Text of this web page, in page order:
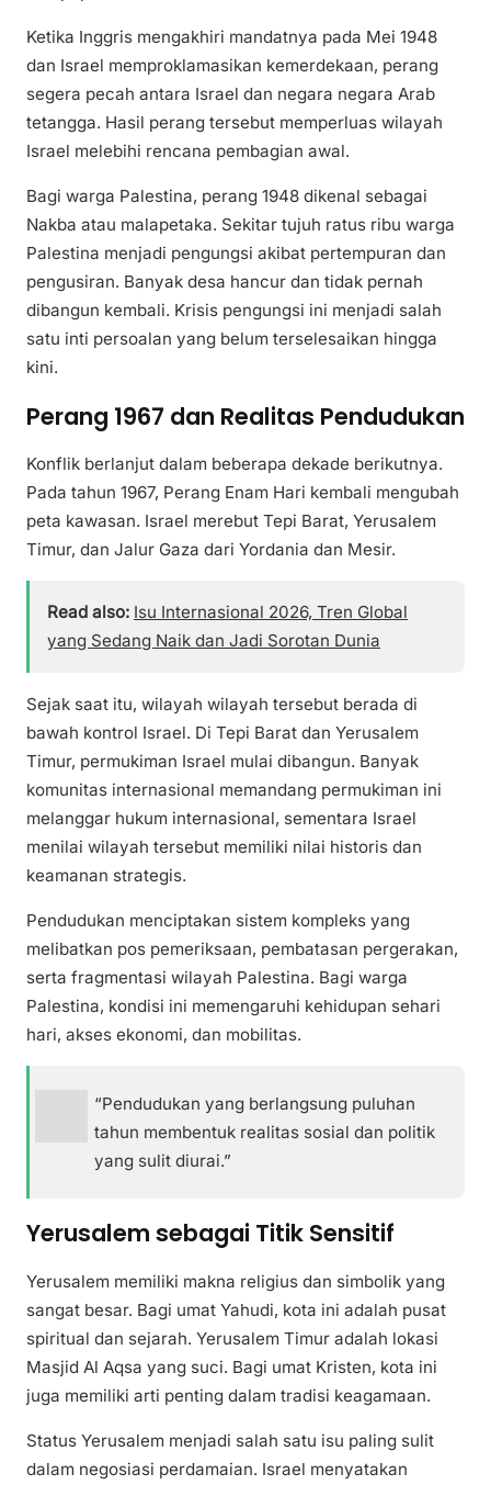
Ketika Inggris mengakhiri mandatnya pada Mei 1948
dan Israel memproklamasikan kemerdekaan, perang
segera pecah antara Israel dan negara negara Arab
tetangga. Hasil perang tersebut memperluas wilayah
Israel melebihi rencana pembagian awal.
Bagi warga Palestina, perang 1948 dikenal sebagai
Nakba atau malapetaka. Sekitar tujuh ratus ribu warga
Palestina menjadi pengungsi akibat pertempuran dan
pengusiran. Banyak desa hancur dan tidak pernah
dibangun kembali. Krisis pengungsi ini menjadi salah
satu inti persoalan yang belum terselesaikan hingga
kini.
Perang 1967 dan Realitas Pendudukan
Konflik berlanjut dalam beberapa dekade berikutnya.
Pada tahun 1967, Perang Enam Hari kembali mengubah
peta kawasan. Israel merebut Tepi Barat, Yerusalem
Timur, dan Jalur Gaza dari Yordania dan Mesir.
Read also: Isu Internasional 2026, Tren Global
yang Sedang Naik dan Jadi Sorotan Dunia
Sejak saat itu, wilayah wilayah tersebut berada di
bawah kontrol Israel. Di Tepi Barat dan Yerusalem
Timur, permukiman Israel mulai dibangun. Banyak
komunitas internasional memandang permukiman ini
melanggar hukum internasional, sementara Israel
menilai wilayah tersebut memiliki nilai historis dan
keamanan strategis.
Pendudukan menciptakan sistem kompleks yang
melibatkan pos pemeriksaan, pembatasan pergerakan,
serta fragmentasi wilayah Palestina. Bagi warga
Palestina, kondisi ini memengaruhi kehidupan sehari
hari, akses ekonomi, dan mobilitas.
“Pendudukan yang berlangsung puluhan
tahun membentuk realitas sosial dan politik
yang sulit diurai.”
Yerusalem sebagai Titik Sensitif
Yerusalem memiliki makna religius dan simbolik yang
sangat besar. Bagi umat Yahudi, kota ini adalah pusat
spiritual dan sejarah. Yerusalem Timur adalah lokasi
Masjid Al Aqsa yang suci. Bagi umat Kristen, kota ini
juga memiliki arti penting dalam tradisi keagamaan.
Status Yerusalem menjadi salah satu isu paling sulit
dalam negosiasi perdamaian. Israel menyatakan